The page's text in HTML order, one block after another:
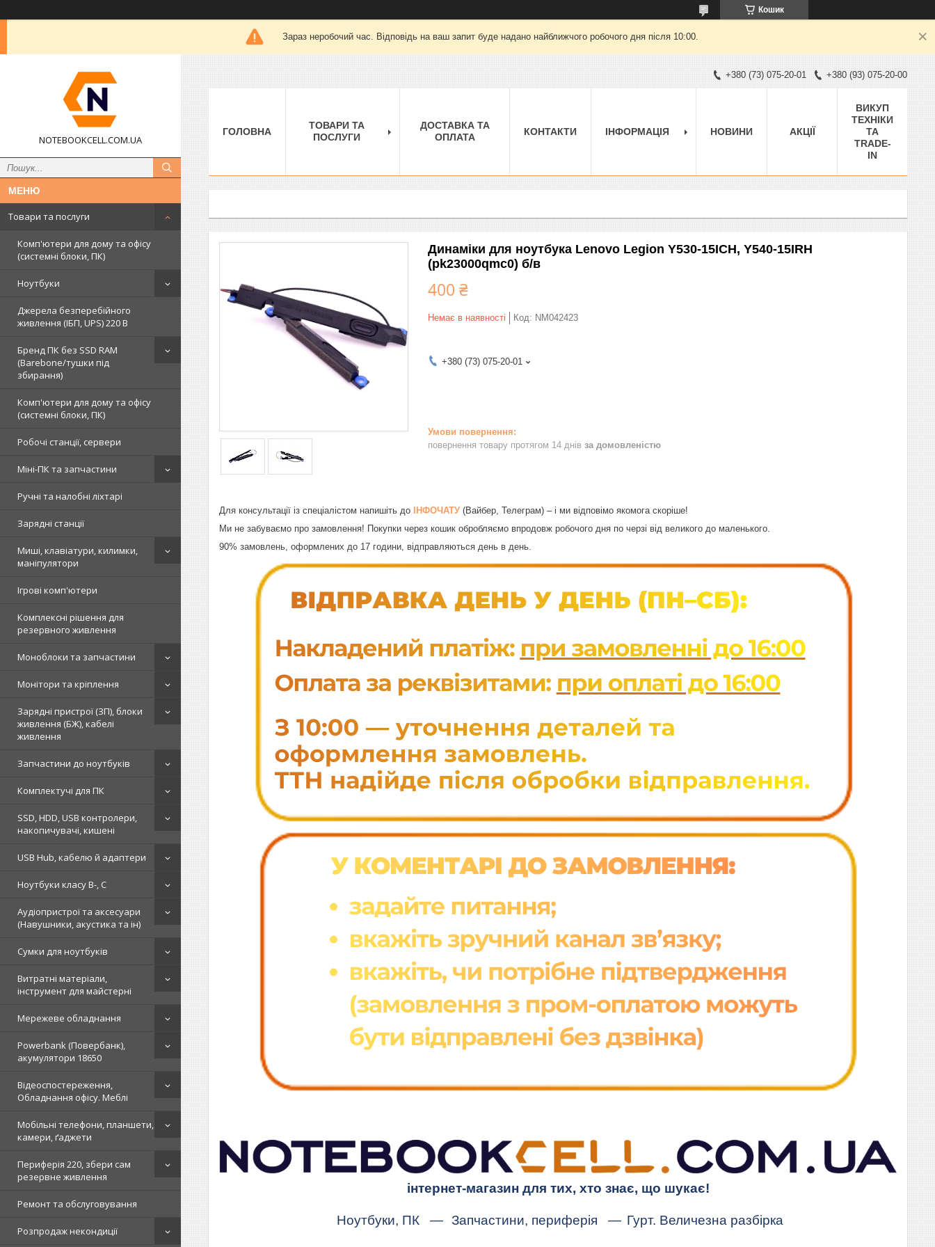
Кошик
Зараз неробочий час. Відповідь на ваш запит буде надано найближчого робочого дня після 10:00.
NOTEBOOKCELL.COM.UA
Товари та послуги
Комп'ютери для дому та офісу
(системні блоки, ПК)
Ноутбуки
Джерела безперебійного
живлення (ІБП, UPS) 220 В
Бренд ПК без SSD RAM
(Barebone/тушки під
збирання)
Комп'ютери для дому та офісу
(системні блоки, ПК)
Робочі станції, сервери
Міні-ПК та запчастини
Ручні та налобні ліхтарі
Зарядні станції
Миші, клавіатури, килимки,
маніпулятори
Ігрові комп'ютери
Комплексні рішення для
резервного живлення
Моноблоки та запчастини
Монітори та кріплення
Зарядні пристрої (ЗП), блоки
живлення (БЖ), кабелі
живлення
Запчастини до ноутбуків
Комплектучі для ПК
SSD, HDD, USB контролери,
накопичувачі, кишені
USB Hub, кабелю й адаптери
Ноутбуки класу B-, C
Аудіопристрої та аксесуари
(Навушники, акустика та ін)
Сумки для ноутбуків
Витратні матеріали,
інструмент для майстерні
Мережеве обладнання
Powerbank (Повербанк),
акумулятори 18650
Відеоспостереження,
Обладнання офісу. Меблі
Мобільні телефони, планшети,
камери, ґаджети
Периферія 220, збери сам
резервне живлення
Ремонт та обслуговування
Розпродаж некондиції
+380 (73) 075-20-01 +380 (93) 075-20-00
ГОЛОВНА
ТОВАРИ ТА
ПОСЛУГИ
ДОСТАВКА ТА
ОПЛАТА
КОНТАКТИ ІНФОРМАЦІЯ НОВИНИ АКЦІЇ
ВИКУП
ТЕХНІКИ
ТА
TRADE-
IN
Динаміки для ноутбука Lenovo Legion Y530-15ICH, Y540-15IRH
(pk23000qmc0) б/в
400 ₴
Немає в наявності Код: NM042423
+380 (73) 075-20-01
повернення товару протягом 14 днів за домовленістю
Для консультації із спеціалістом напишіть до ІНФОЧАТУ (Вайбер, Телеграм) – і ми відповімо якомога скоріше!
Ми не забуваємо про замовлення! Покупки через кошик обробляємо впродовж робочого дня по черзі від великого до маленького.
90% замовлень, оформлених до 17 години, відправляються день в день.
інтернет-магазин для тих, хто знає, що шукає!
Ноутбуки, ПК — Запчастини, периферія — Гурт. Величезна разбірка